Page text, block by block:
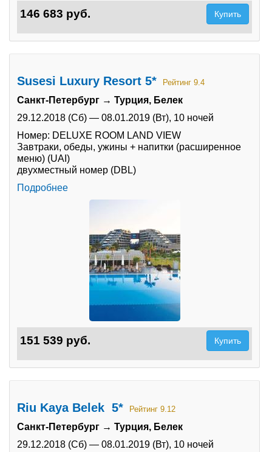
146 683 руб. Купить
Susesi Luxury Resort 5* Рейтинг 9.4
Санкт-Петербург → Турция, Белек
29.12.2018 (Сб) — 08.01.2019 (Вт), 10 ночей
Номер: DELUXE ROOM LAND VIEW
Завтраки, обеды, ужины + напитки (расширенное
меню) (UAI)
двухместный номер (DBL)
Подробнее
151 539 руб. Купить
Riu Kaya Belek 5* Рейтинг 9.12
Санкт-Петербург → Турция, Белек
29.12.2018 (Сб) — 08.01.2019 (Вт), 10 ночей